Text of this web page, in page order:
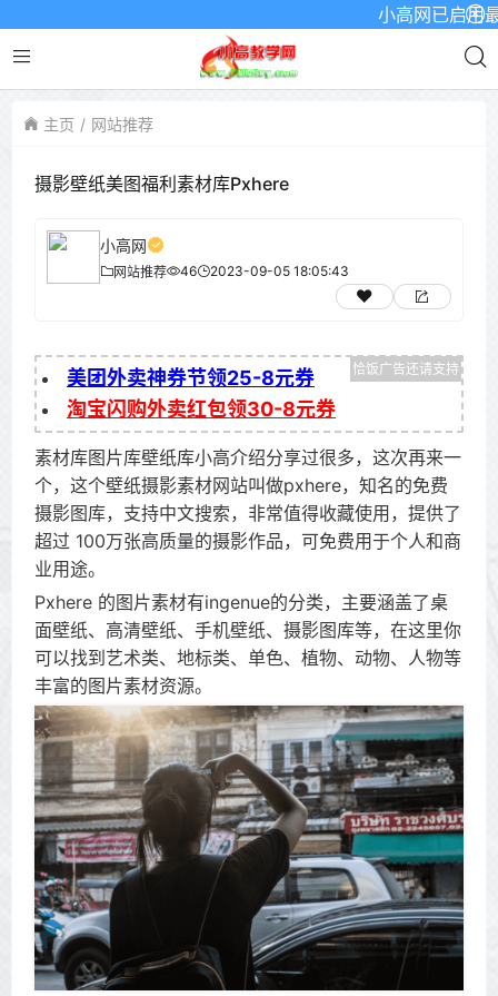
小高网已启用最
主页 网站推荐
摄影壁纸美图福利素材库Pxhere
小高网
网站推荐 46 2023-09-05 18:05:43
美团外卖神券节领25-8元券
淘宝闪购外卖红包领30-8元券
素材库图片库壁纸库小高介绍分享过很多，这次再来一
个，这个壁纸摄影素材网站叫做pxhere，知名的免费
摄影图库，支持中文搜索，非常值得收藏使用，提供了
超过 100万张高质量的摄影作品，可免费用于个人和商
业用途。
Pxhere 的图片素材有ingenue的分类，主要涵盖了桌
面壁纸、高清壁纸、手机壁纸、摄影图库等，在这里你
可以找到艺术类、地标类、单色、植物、动物、人物等
丰富的图片素材资源。